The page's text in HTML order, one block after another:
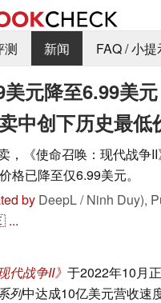
测 新闻 FAQ / 小
元降至6.99美
中创下历史最低
，《使命召唤：现代战争
格已降至仅6.99美元。
by DeepL / Ninh Duy),
...
代战争II》 于2022年10月
列中达成10亿美元营收速